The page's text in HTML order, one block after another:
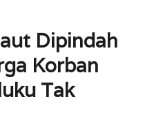
Dipindah
Korban
Tak